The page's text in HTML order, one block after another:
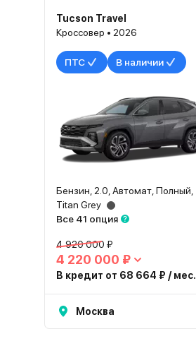
Tucson Travel
Кроссовер • 2026
ПТС В наличии
Бензин, 2.0, Автомат, Полный,
Titan Grey
Все 41 опция
4 920 000 ₽
4 220 000 ₽
В кредит от 68 664 ₽ / мес.
Москва